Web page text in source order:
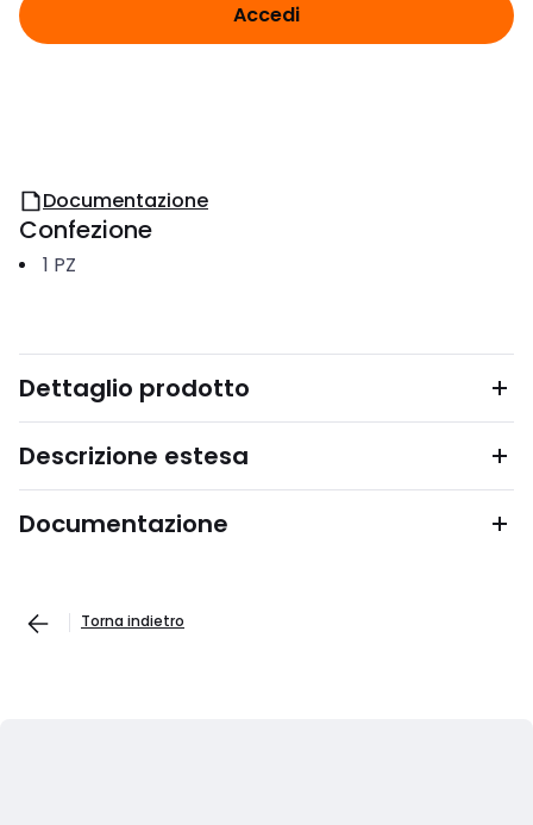
Accedi
Documentazione
Confezione
1 PZ
Dettaglio prodotto
Descrizione estesa
Documentazione
Torna indietro